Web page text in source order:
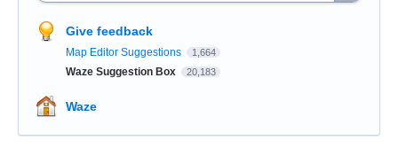
Give feedback
Map Editor Suggestions 1,664
Waze Suggestion Box 20,183
Waze